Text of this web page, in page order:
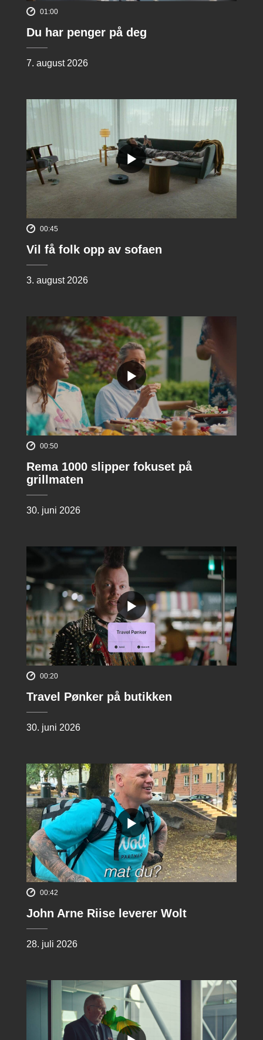
01:00
Du har penger på deg
7. august 2026
00:45
Vil få folk opp av sofaen
3. august 2026
00:50
Rema 1000 slipper fokuset på
grillmaten
30. juni 2026
00:20
Travel Pønker på butikken
30. juni 2026
00:42
John Arne Riise leverer Wolt
28. juli 2026